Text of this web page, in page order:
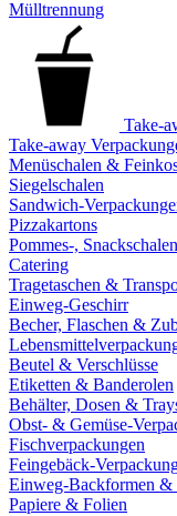
Mülltrennung
Take-
Take-away
Menüschalen &
Siegelschalen
Sandwich-
Pizzakartons
Pommes-,
Catering
Tragetaschen &
Einweg-Geschirr
Becher, Flaschen &
Beutel & Verschlüsse
Etiketten & Banderolen
Behälter, Dosen &
Obst- & Gemüse-
Fischverpackungen
Feingebäck-
Einweg-Backformen &
Papiere & Folien